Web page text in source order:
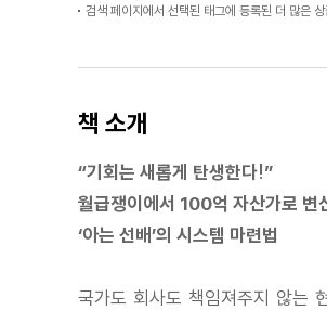
검색 페이지에서 선택된 태그에 등록된 더 많은 상
책 소개
“기회는 새롭게 탄생한다!”
월급쟁이에서 100억 자산가로 변
‘아는 선배’의 시스템 마련법
국가도 회사도 책임져주지 않는